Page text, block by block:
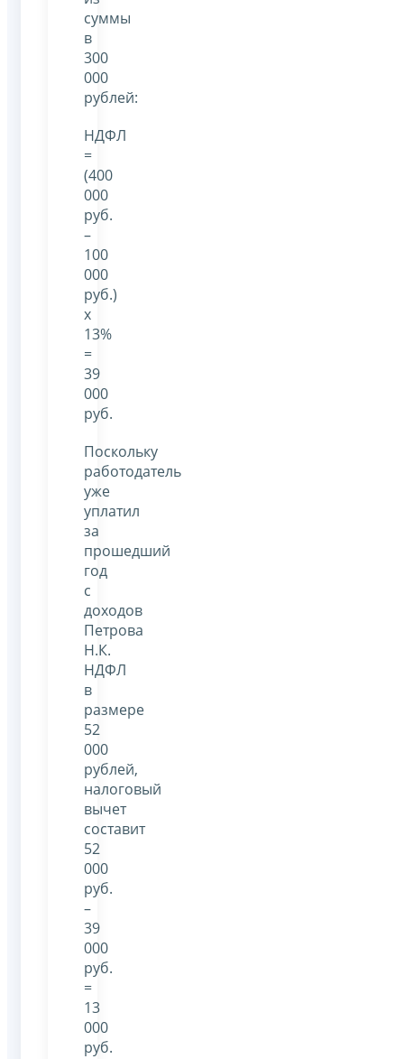
суммы
в
300
000
рублей:
НДФЛ
=
(400
000
руб.
–
100
000
руб.)
х
13%
=
39
000
руб.
Поскольку
работодатель
уже
уплатил
за
прошедший
год
с
доходов
Петрова
Н.К.
НДФЛ
в
размере
52
000
рублей,
налоговый
вычет
составит
52
000
руб.
–
39
000
руб.
=
13
000
руб.